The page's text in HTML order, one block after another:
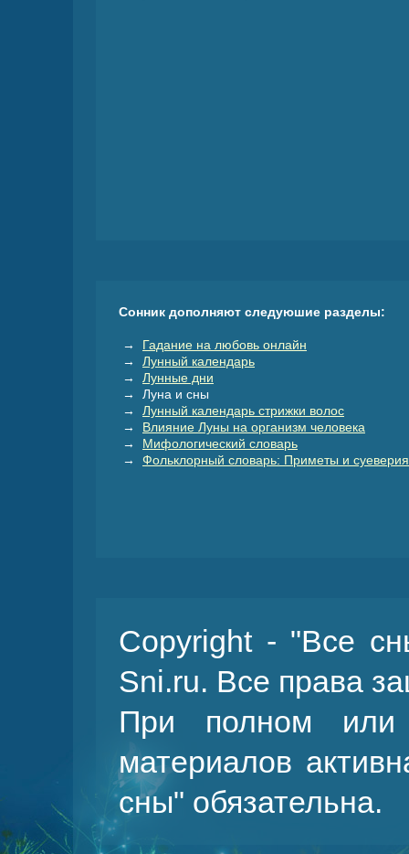
Сонник дополняют следуюшие разделы:
→ Гадание на любовь онлайн
→ Лунный календарь
→ Лунные дни
→ Луна и сны
→ Лунный календарь стрижки волос
→ Влияние Луны на организм человека
→ Мифологический словарь
→ Фольклорный словарь: Приметы и суеверия
Copyright - "Все
Sni.ru. Все права
При полном или
материалов
сны" обязательна.